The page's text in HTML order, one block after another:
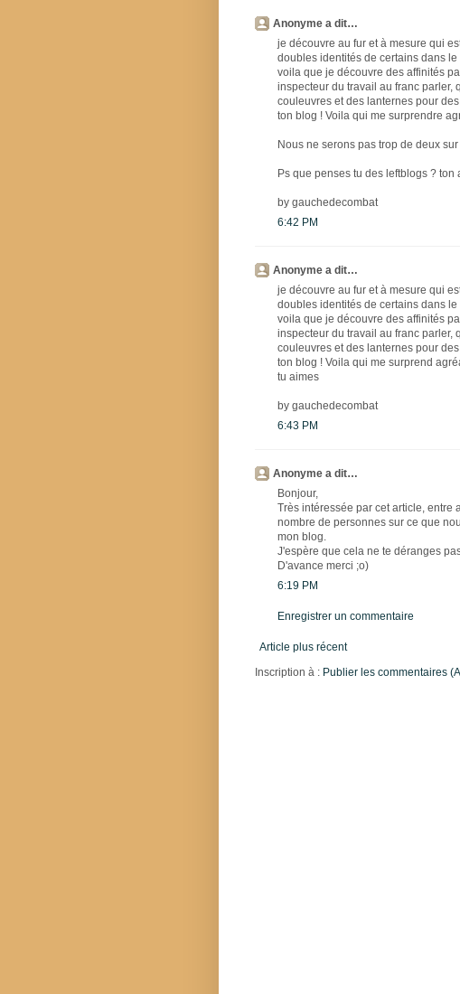
Anonyme a dit…
je découvre au fur et à mesure qui
doubles identités de certains dans
voila que je découvre des affinités
inspecteur du travail au franc parler,
couleuvres et des lanternes pour
ton blog ! Voila qui me surprendre
Nous ne serons pas trop de deux
Ps que penses tu des leftblogs ? ton
by gauchedecombat
6:42 PM
Anonyme a dit…
je découvre au fur et à mesure qui
doubles identités de certains dans
voila que je découvre des affinités
inspecteur du travail au franc parler,
couleuvres et des lanternes pour
ton blog ! Voila qui me surprend
tu aimes
by gauchedecombat
6:43 PM
Anonyme a dit…
Bonjour,
Très intéressée par cet article, entre
nombre de personnes sur ce que
mon blog.
J'espère que cela ne te déranges
D'avance merci ;o)
6:19 PM
Enregistrer un commentaire
Article plus récent
Inscription à : Publier les commentaires